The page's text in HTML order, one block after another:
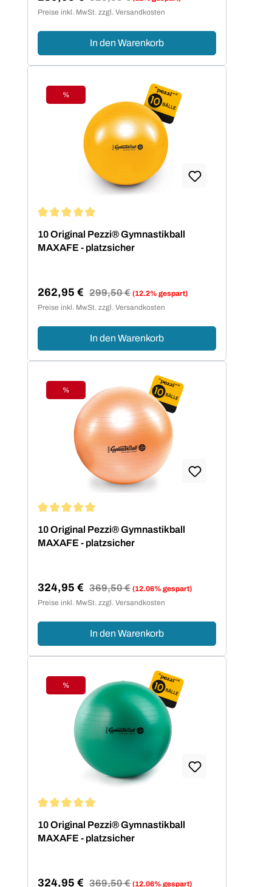
Verkaufspreis:
Preise inkl. MwSt. zzgl. Versandkosten
In den Warenkorb
Rabatt
%
10 Original Pezzi® Gymnastikball
MAXAFE - platzsicher
Verkaufspreis:
262,95 € Regulärer Preis:
299,50 € (12.2% gespart)
Preise inkl. MwSt. zzgl. Versandkosten
In den Warenkorb
Rabatt
%
10 Original Pezzi® Gymnastikball
MAXAFE - platzsicher
Verkaufspreis:
324,95 € Regulärer Preis:
369,50 € (12.06% gespart)
Preise inkl. MwSt. zzgl. Versandkosten
In den Warenkorb
Rabatt
%
10 Original Pezzi® Gymnastikball
MAXAFE - platzsicher
324,95 € Regulärer Preis:
369,50 € (12.06% gespart)